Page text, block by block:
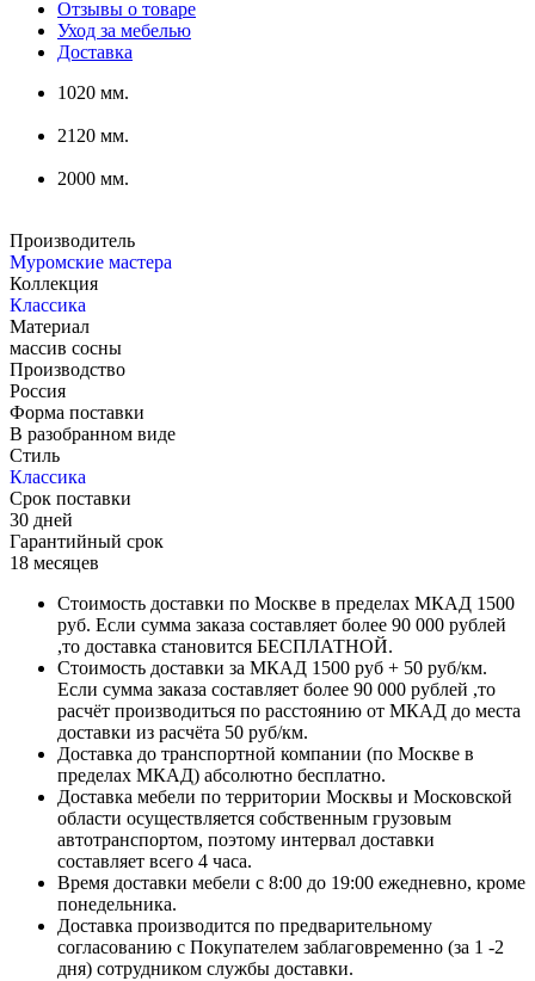
Отзывы о товаре
Уход за мебелью
Доставка
1020 мм.
2120 мм.
2000 мм.
Производитель
Муромские мастера
Коллекция
Классика
Материал
массив сосны
Производство
Россия
Форма поставки
В разобранном виде
Стиль
Классика
Срок поставки
30 дней
Гарантийный срок
18 месяцев
Стоимость доставки по Москве в пределах МКАД 1500
руб. Если сумма заказа составляет более 90 000 рублей
,то доставка становится БЕСПЛАТНОЙ.
Стоимость доставки за МКАД 1500 руб + 50 руб/км.
Если сумма заказа составляет более 90 000 рублей ,то
расчёт производиться по расстоянию от МКАД до места
доставки из расчёта 50 руб/км.
Доставка до транспортной компании (по Москве в
пределах МКАД) абсолютно бесплатно.
Доставка мебели по территории Москвы и Московской
области осуществляется собственным грузовым
автотранспортом, поэтому интервал доставки
составляет всего 4 часа.
Время доставки мебели с 8:00 до 19:00 ежедневно, кроме
понедельника.
Доставка производится по предварительному
согласованию с Покупателем заблаговременно (за 1 -2
дня) сотрудником службы доставки.